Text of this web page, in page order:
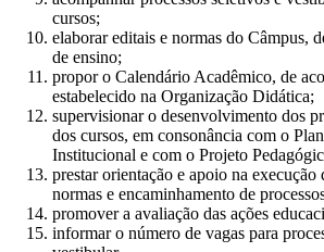
cursos;
elaborar editais e normas do Câmpus,
de ensino;
propor o Calendário Acadêmico, de
estabelecido na Organização Didática;
supervisionar o desenvolvimento dos
dos cursos, em consonância com o
Institucional e com o Projeto
prestar orientação e apoio na execução
normas e encaminhamento de
promover a avaliação das ações
informar o número de vagas para